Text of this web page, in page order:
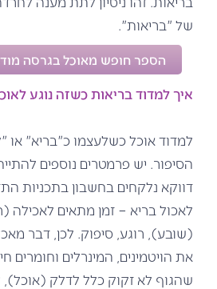
של "בריאות".
הספר חופש מאוכל בגרסה
איך למדוד בריאות כשזה נוגע
למדוד אוכל כשלעצמו כ"בריא" או
הסיפור. יש פרמטרים נוספים
דווקא נלקחים בחשבון בתכניות
לאכול בריא – זמן מתאים
(שובע), רוגע, סיפוק. לכן, דבר
את הויטמינים, המינרלים וחומרים
שהגוף לא זקוק כלל לדלק (אוכל),